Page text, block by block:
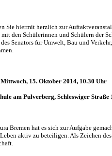
Sie hiermit herzlich zur
mit den Schülerinnen und Schülern der
Senators für Umwelt, Bau und
15. Oktober 2014, 10.30 Uhr
am Pulverberg, Schleswiger Straße
Bremen hat es sich zur Aufgabe
aktiv zu beteiligen. Als Zeichen